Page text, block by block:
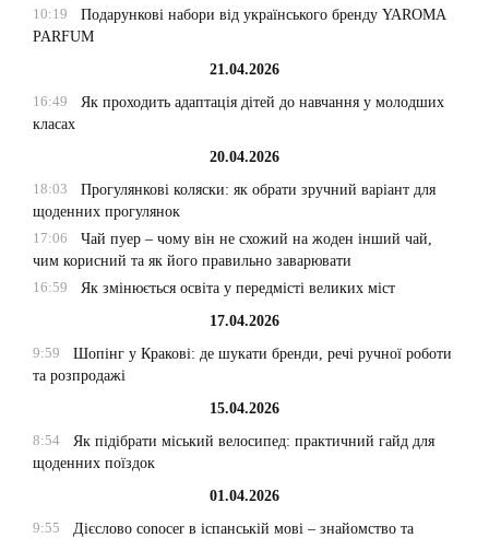
10:19
Подарункові набори від українського бренду YAROMA
PARFUM
21.04.2026
16:49
Як проходить адаптація дітей до навчання у молодших
класах
20.04.2026
18:03
Прогулянкові коляски: як обрати зручний варіант для
щоденних прогулянок
17:06
Чай пуер – чому він не схожий на жоден інший чай,
чим корисний та як його правильно заварювати
16:59
Як змінюється освіта у передмісті великих міст
17.04.2026
9:59
Шопінг у Кракові: де шукати бренди, речі ручної роботи
та розпродажі
15.04.2026
8:54
Як підібрати міський велосипед: практичний гайд для
щоденних поїздок
01.04.2026
9:55
Дієслово conocer в іспанській мові – знайомство та